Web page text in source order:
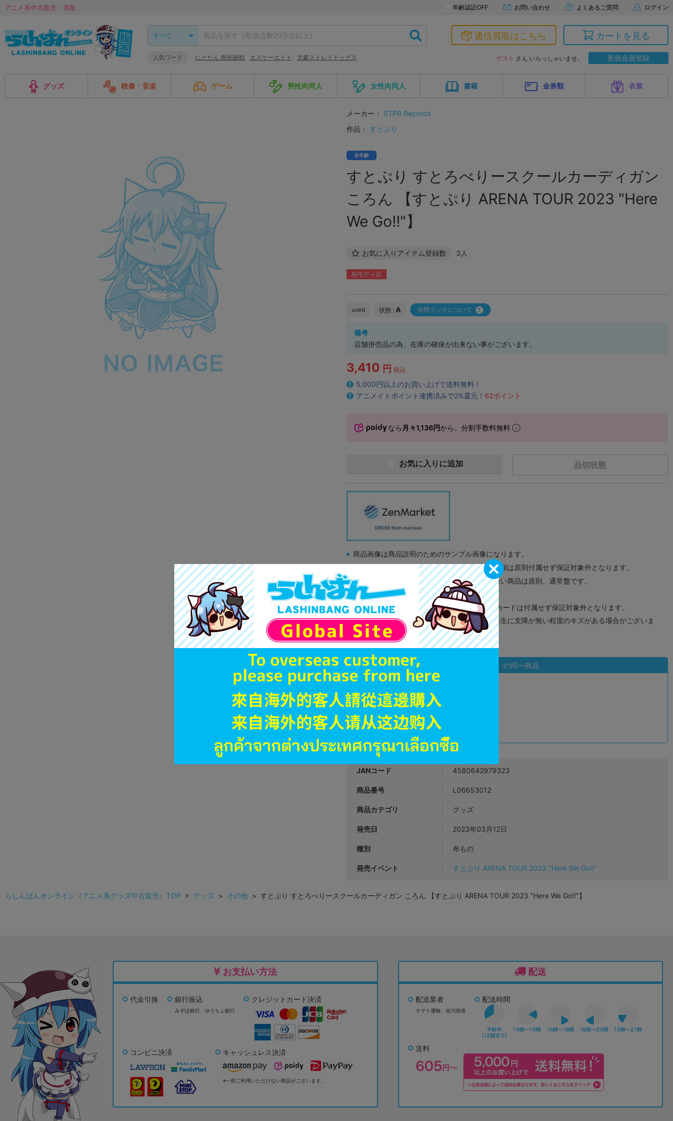
アニメ系中古販売・買取 年齢認証OFF お問い合わせ よくあるご質問 ログイン
人気ワード にとたん 呪術廻戦 エスケーエイト 文豪ストレイドッグス
通信買取はこちら カートを見る
ゲスト さん いらっしゃいませ。 新規会員登録
グッズ 映像・音楽 ゲーム 男性向同人 女性向同人 書籍 金券類 衣装
メーカー：
STPR Records
作品： すとぷり
全年齢
すとぷり すとろべりースクールカーディガン
ころん 【すとぷり ARENA TOUR 2023 "Here
We Go!!"】
お気に入りアイテム登録数 3人
柏モディ店
used 状態 : A 状態ランクについて
備考
店舗併売品の為、在庫の確保が出来ない事がございます。
3,410 円 税込
5,000円以上のお買い上げで送料無料！
アニメイトポイント連携済みで2%還元！ 62ポイント
なら 月々1,136円から。分割手数料無料
品切状態
お気に入りに追加
商品画像は商品説明のためのサンプル画像になります。
販促物、書籍の帯やぬいぐるみのタグ、コード類は原則付属せず保証対象外となります。
商品名や備考欄に特別な記載が無い限り取り扱い商品は原則、通常盤です。
「電池」は原則として保証対象外となります。
ゲーム機本体には、SDカードなどのメモリーカードは付属せず保証対象外となります。
ディスク類の読み取り面のキズに関しまして再生に支障が無い程度のキズがある場合がございま
す。
※詳細につきましてはコチラ
状態違いの同一商品
オンライン
2,790
JANコード 4580642979323
商品番号 L06653012
商品カテゴリ グッズ
発売日 2023年03月12日
種別 布もの
発売イベント すとぷり ARENA TOUR 2023 "Here We Go!!"
らしんばんオンライン（アニメ系グッズ中古販売）TOP > グッズ > その他 > すとぷり すとろべりースクールカーディガン ころん 【すとぷり ARENA TOUR 2023 "Here We Go!!"】
お支払い方法
代金引換 銀行振込
みずほ銀行、 ゆうちょ銀行
クレジットカード決済
コンビニ決済 キャッシュレス決済
※一部ご利用いただけない商品がございます。
配送
配送業者
ヤマト運輸、佐川急便
配送時間
送料